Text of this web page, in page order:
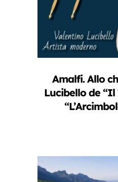
Amalfi. Allo
Lucibello de “Il